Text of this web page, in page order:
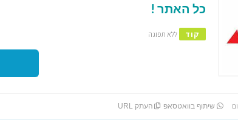
כל האתר !
קוד ללא תפוגה
שיתוף בוואטסאפ העתק URL